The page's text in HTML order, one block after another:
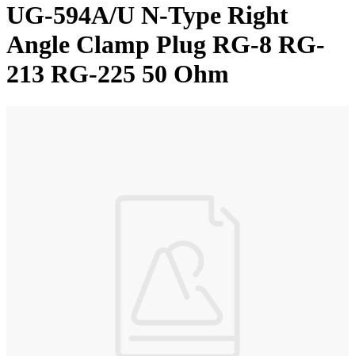
UG-594A/U N-Type Right
Angle Clamp Plug RG-8 RG-
213 RG-225 50 Ohm